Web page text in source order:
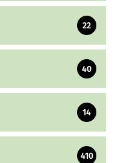
22
40
14
410